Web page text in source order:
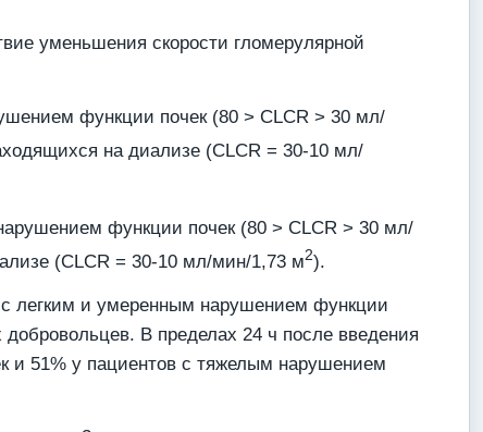
уменьшения скорости гломерулярной
функции почек (80 > CLCR > 30 мл/
на диализе (CLCR = 30-10 мл/
функции почек (80 > CLCR > 30 мл/
(CLCR = 30-10 мл/мин/1,73 м2).
с легким и умеренным нарушением функции
В пределах 24 ч после введения
и 51% у пациентов с тяжелым нарушением